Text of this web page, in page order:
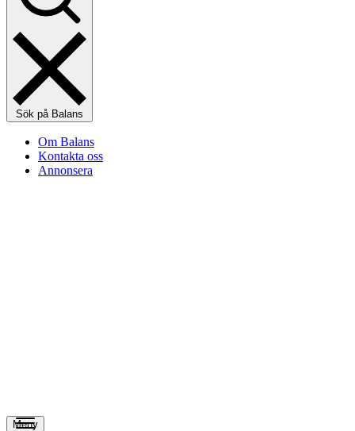
Sök på Balans
Om Balans
Kontakta oss
Annonsera
Meny